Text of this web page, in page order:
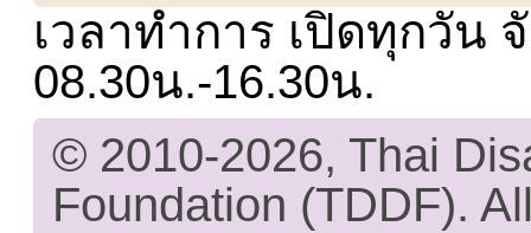
เวลาทำการ เปิดทุกวัน
08.30น.-16.30น.
© 2010-2026, Thai
Foundation (TDDF).